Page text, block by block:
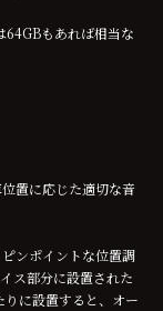
もあれば相当な
置に応じた適切な音
ンポイントな位置調
ス部分に設置された
に設置すると、オー